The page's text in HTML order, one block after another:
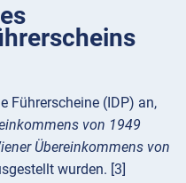
Führerscheine (IDP) an,
von 1949
Übereinkommens von
wurden. [3]